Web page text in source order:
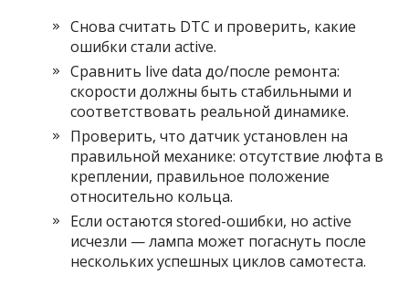
Снова считать DTC и проверить, какие
ошибки стали active.
Сравнить live data до/после ремонта:
скорости должны быть стабильными и
соответствовать реальной динамике.
Проверить, что датчик установлен на
правильной механике: отсутствие люфта в
креплении, правильное положение
относительно кольца.
Если остаются stored-ошибки, но active
исчезли — лампа может погаснуть после
нескольких успешных циклов самотеста.